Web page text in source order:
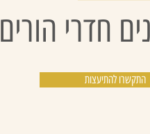
חדרי הורים
התקשרו להתיעצות